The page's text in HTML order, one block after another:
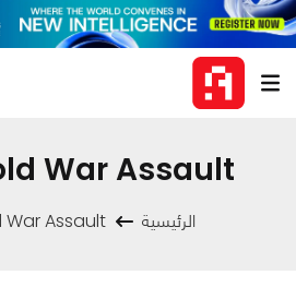
War Assault
الرئيسية Assault